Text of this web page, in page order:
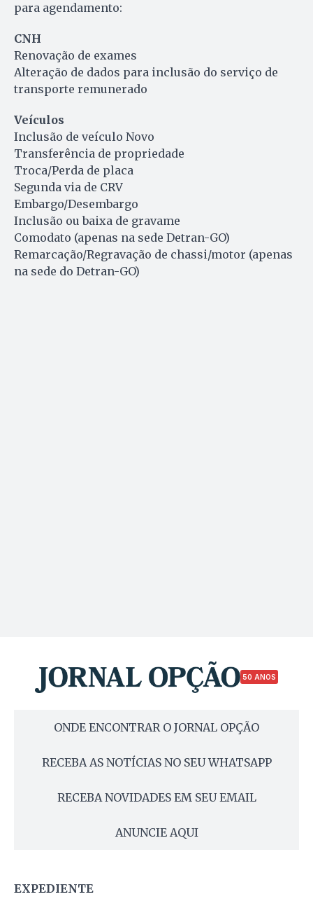
para agendamento:
CNH
Renovação de exames
Alteração de dados para inclusão do serviço de
transporte remunerado
Veículos
Inclusão de veículo Novo
Transferência de propriedade
Troca/Perda de placa
Segunda via de CRV
Embargo/Desembargo
Inclusão ou baixa de gravame
Comodato (apenas na sede Detran-GO)
Remarcação/Regravação de chassi/motor (apenas
na sede do Detran-GO)
50 ANOS
ONDE ENCONTRAR O JORNAL OPÇÃO
RECEBA AS NOTÍCIAS NO SEU WHATSAPP
RECEBA NOVIDADES EM SEU EMAIL
ANUNCIE AQUI
EXPEDIENTE